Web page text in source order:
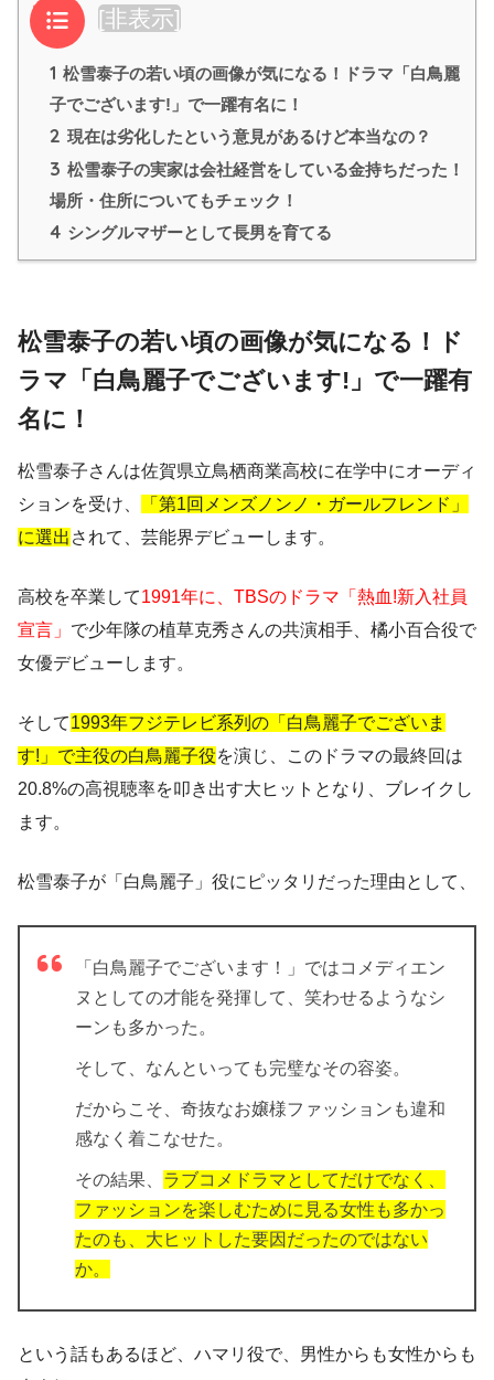
目次 [非表示]
1 松雪泰子の若い頃の画像が気になる！ドラマ「白鳥麗
子でございます!」で一躍有名に！
2 現在は劣化したという意見があるけど本当なの？
3 松雪泰子の実家は会社経営をしている金持ちだった！
場所・住所についてもチェック！
4 シングルマザーとして長男を育てる
松雪泰子の若い頃の画像が気になる！ド
ラマ「白鳥麗子でございます!」で一躍有
名に！
松雪泰子さんは佐賀県立鳥栖商業高校に在学中にオーディ
ションを受け、
「第1回メンズノンノ・ガールフレンド」
に選出 されて、芸能界デビューします。
高校を卒業して1991年に、TBSのドラマ「熱血!新入社員
宣言」 で少年隊の植草克秀さんの共演相手、橘小百合役で
女優デビューします。
そして1993年フジテレビ系列の「白鳥麗子でございま
す!」で主役の白鳥麗子役を演じ、このドラマの最終回は
20.8%の高視聴率を叩き出す大ヒットとなり、ブレイクし
ます。
松雪泰子が「白鳥麗子」役にピッタリだった理由として、
「白鳥麗子でございます！」ではコメディエン
ヌとしての才能を発揮して、笑わせるようなシ
ーンも多かった。
そして、なんといっても完璧なその容姿。
だからこそ、奇抜なお嬢様ファッションも違和
感なく着こなせた。
その結果、 ラブコメドラマとしてだけでなく、
ファッションを楽しむために見る女性も多かっ
たのも、大ヒットした要因だったのではない
か。
という話もあるほど、ハマリ役で、男性からも女性からも